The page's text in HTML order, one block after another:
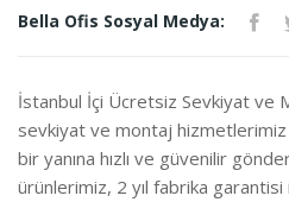
Bella Ofis Sosyal Medya:
İstanbul İçi Ücretsiz Sevkiyat ve
sevkiyat ve montaj
bir yanına hızlı ve güvenilir
ürünlerimiz, 2 yıl fabrika garantisi